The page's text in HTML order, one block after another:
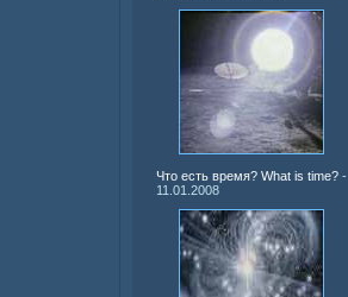
Что есть время? What is time? -
11.01.2008